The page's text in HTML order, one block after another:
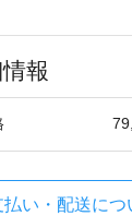
報
払い・配送につ